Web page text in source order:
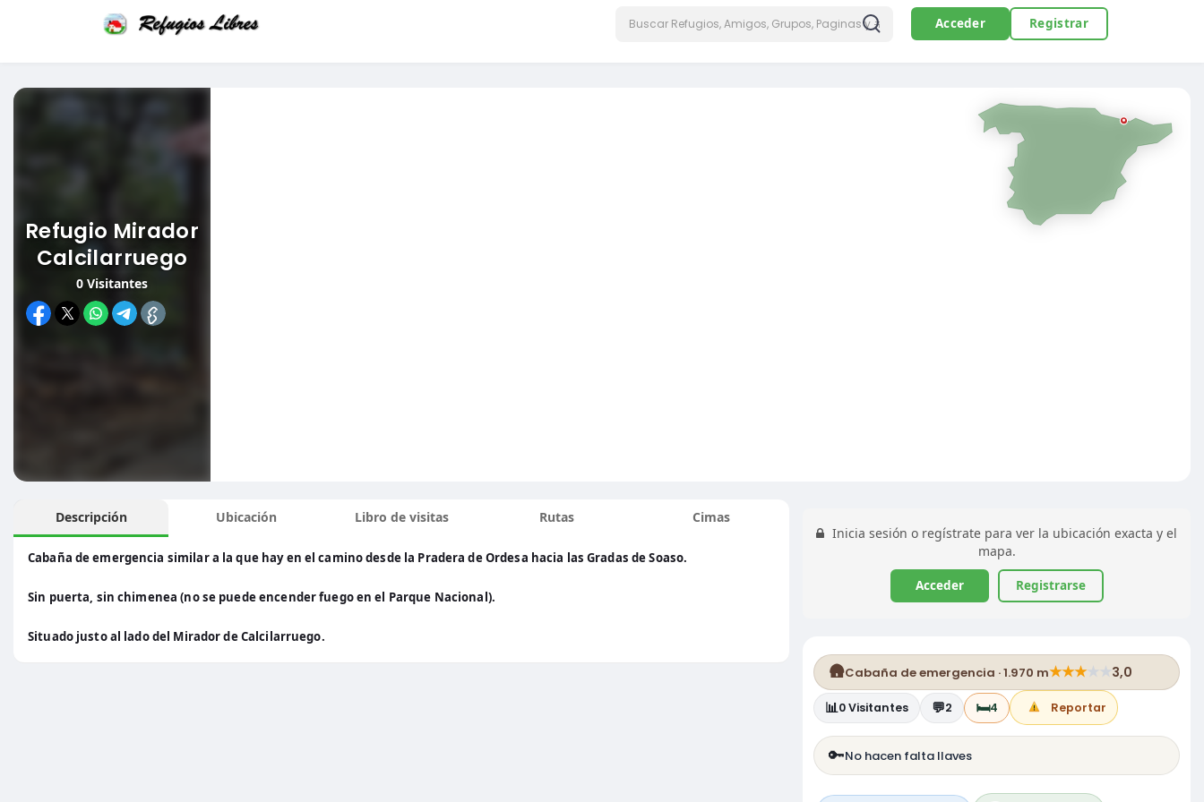
Acceder Registrar
Refugio Mirador
Calcilarruego
0 Visitantes
Descripción
Cabaña de emergencia similar a la que hay en el camino desde la Pradera de Ordesa hacia las Gradas de Soaso.
Sin puerta, sin chimenea (no se puede encender fuego en el Parque Nacional).
Situado justo al lado del Mirador de Calcilarruego.
Ubicación Libro de visitas Rutas
Cimas
Inicia sesión o regístrate para ver la ubicación exacta y el
mapa.
Acceder Registrarse
🛖Cabaña de emergencia · 1.970 m★★★★ ★3,0
📊0Visitantes 💬2 🛏️4 Reportar
🔑No hacen falta llaves